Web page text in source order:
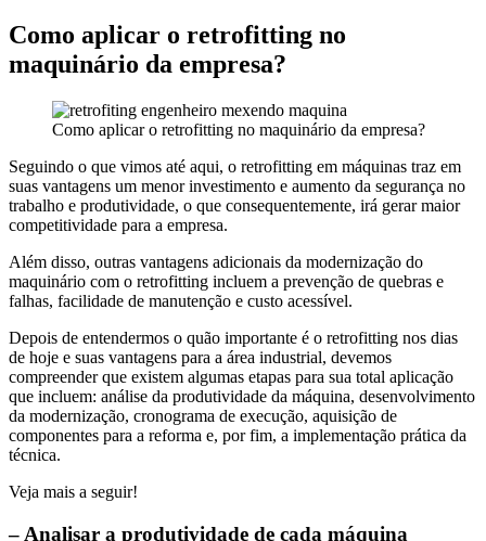
Como aplicar o retrofitting no
maquinário da empresa?
Como aplicar o retrofitting no maquinário da empresa?
Seguindo o que vimos até aqui, o retrofitting em máquinas traz em
suas vantagens um menor investimento e aumento da segurança no
trabalho e produtividade, o que consequentemente, irá gerar maior
competitividade para a empresa.
Além disso, outras vantagens adicionais da modernização do
maquinário com o retrofitting incluem a prevenção de quebras e
falhas, facilidade de manutenção e custo acessível.
Depois de entendermos o quão importante é o retrofitting nos dias
de hoje e suas vantagens para a área industrial, devemos
compreender que existem algumas etapas para sua total aplicação
que incluem: análise da produtividade da máquina, desenvolvimento
da modernização, cronograma de execução, aquisição de
componentes para a reforma e, por fim, a implementação prática da
técnica.
Veja mais a seguir!
– Analisar a produtividade de cada máquina